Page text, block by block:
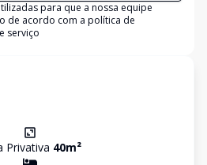
para que a nossa equipe
de acordo com a política de
serviço
Privativa 40m²